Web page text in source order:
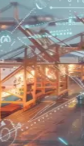
Itapevi Cotia
Pirapora
Franco da